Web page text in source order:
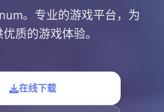
。专业的游戏平台，为
质的游戏体验。
在线下载